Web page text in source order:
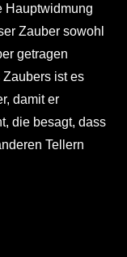
Hauptwidmung
Zauber sowohl
getragen
ist es
damit er
die besagt, dass
Tellern